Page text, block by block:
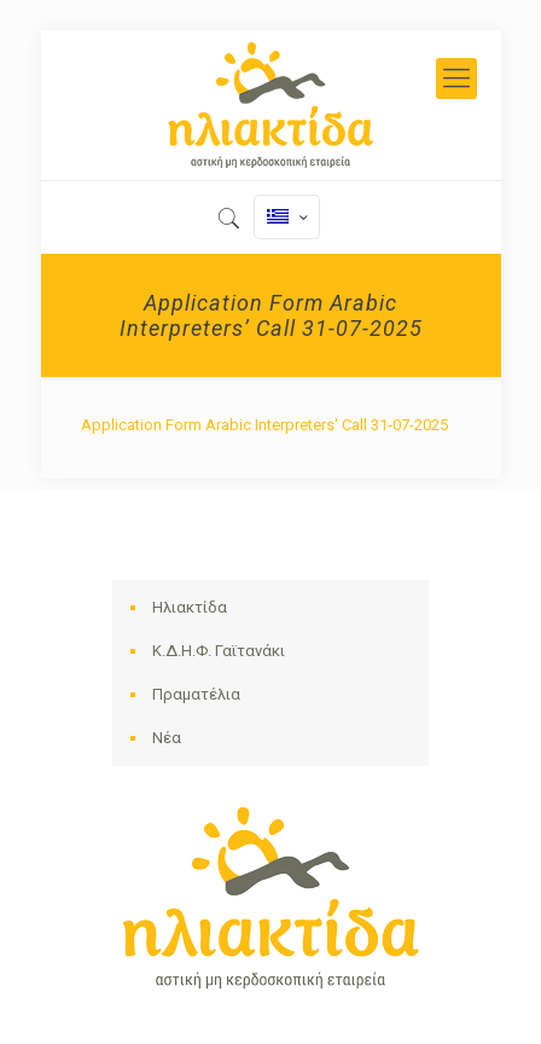
Application Form Arabic
Interpreters’ Call 31-07-2025
Application Form Arabic Interpreters' Call 31-07-2025
Ηλιακτίδα
Κ.Δ.Η.Φ. Γαϊτανάκι
Πραματέλια
Νέα